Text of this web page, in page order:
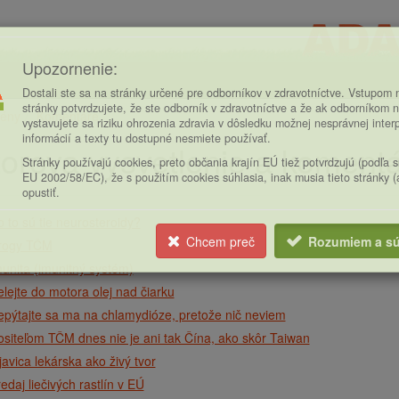
Komentáre
vysvetlenie a
(imunitný systém)
do motora olej nad čiarku
sa ma na chlamydióze, pretože nič neviem
TČM dnes nie je ani tak Čína, ako skôr Taiwan
lekárska ako živý tvor
liečivých rastlín v EÚ
Upozornenie:
Dostali ste sa na stránky určené pre odborníkov v zdravotníctve. Vstupom
stránky potvrdzujete, že ste odborník v zdravotníctve a že ak odborníkom
vystavujete sa riziku ohrozenia zdravia v dôsledku možnej nesprávnej
informácií a texty tu dostupné nesmiete používať.
Stránky používajú cookies, preto občania krajín EÚ tiež potvrdzujú (podľa
EU 2002/58/EC), že s použitím cookies súhlasia, inak musia tieto stránky
opustiť.
Chcem preč Rozumiem a